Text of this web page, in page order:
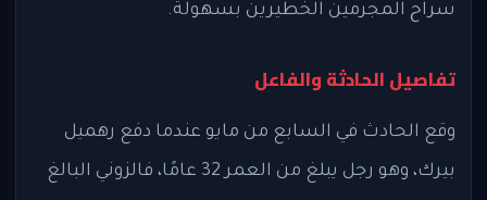
سراح المجرمين الخطيرين بسهولة.
تفاصيل الحادثة والفاعل
وقع الحادث في السابع من مايو عندما دفع رهميل
بيرك، وهو رجل يبلغ من العمر 32 عامًا، فالزوني البالغ